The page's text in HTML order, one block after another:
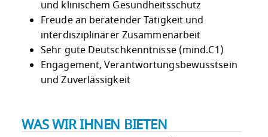
und klinischem Gesundheitsschutz
Freude an beratender Tätigkeit und
interdisziplinärer Zusammenarbeit
Sehr gute Deutschkenntnisse (mind.C1)
Engagement, Verantwortungsbewusstsein
und Zuverlässigkeit
WAS WIR IHNEN BIETEN